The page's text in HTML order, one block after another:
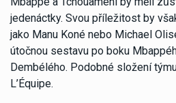
jedenáctky. Svou příležitost by
jako Manu Koné nebo Michael
útočnou sestavu po boku
Dembélého. Podobné složení
L’Équipe.